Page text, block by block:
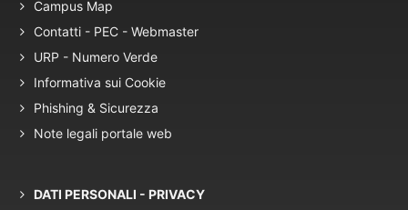
Campus Map
Contatti - PEC - Webmaster
URP - Numero Verde
Informativa sui Cookie
Phishing & Sicurezza
Note legali portale web
DATI PERSONALI - PRIVACY